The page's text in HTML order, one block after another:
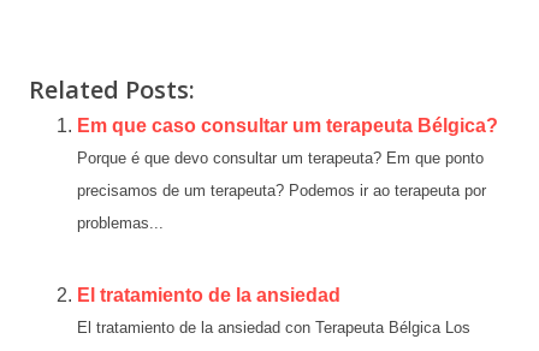
Related Posts:
Em que caso consultar um terapeuta Bélgica?
Porque é que devo consultar um terapeuta? Em que ponto
precisamos de um terapeuta? Podemos ir ao terapeuta por
problemas...
El tratamiento de la ansiedad
El tratamiento de la ansiedad con Terapeuta Bélgica Los